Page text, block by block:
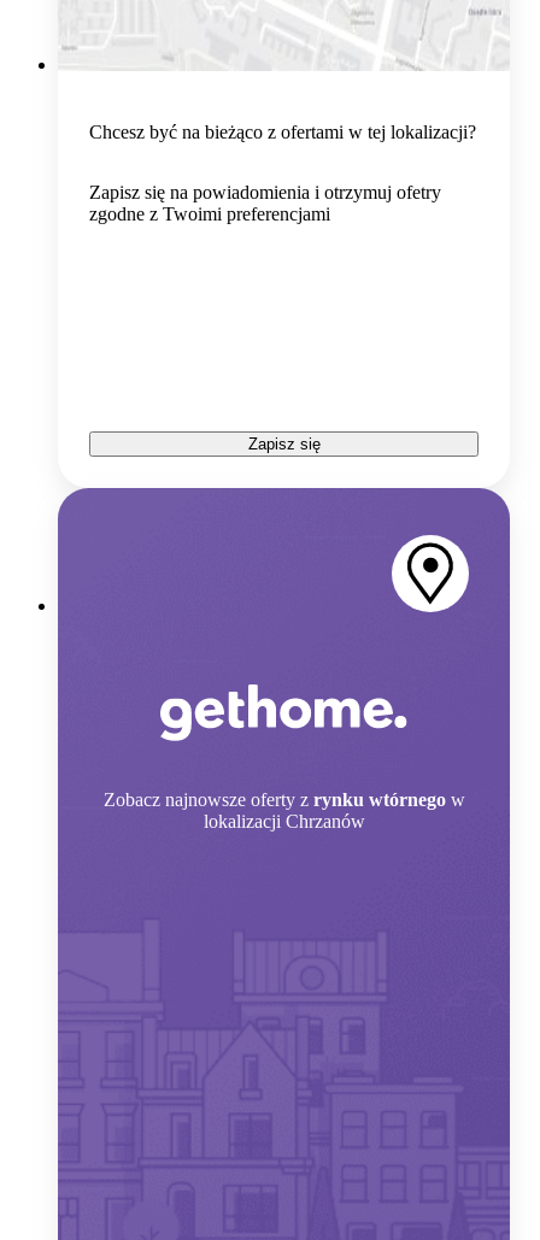
Chcesz być na bieżąco z ofertami w tej lokalizacji?
Zapisz się na powiadomienia i otrzymuj ofetry
zgodne z Twoimi preferencjami
Zapisz się
Zobacz najnowsze oferty z rynku wtórnego w
lokalizacji Chrzanów